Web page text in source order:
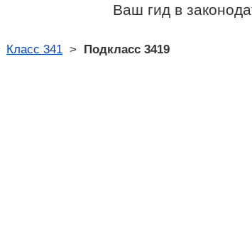
Ваш гид в
Класс 341 > Подкласс 3419